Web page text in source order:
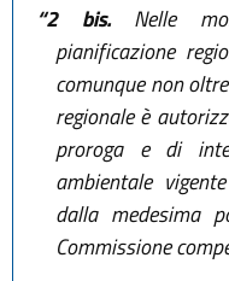
“2 bis.Nelle
pianificazione
comunque non
regionale è
proroga e di
ambientale
dalla medesima
Commissione